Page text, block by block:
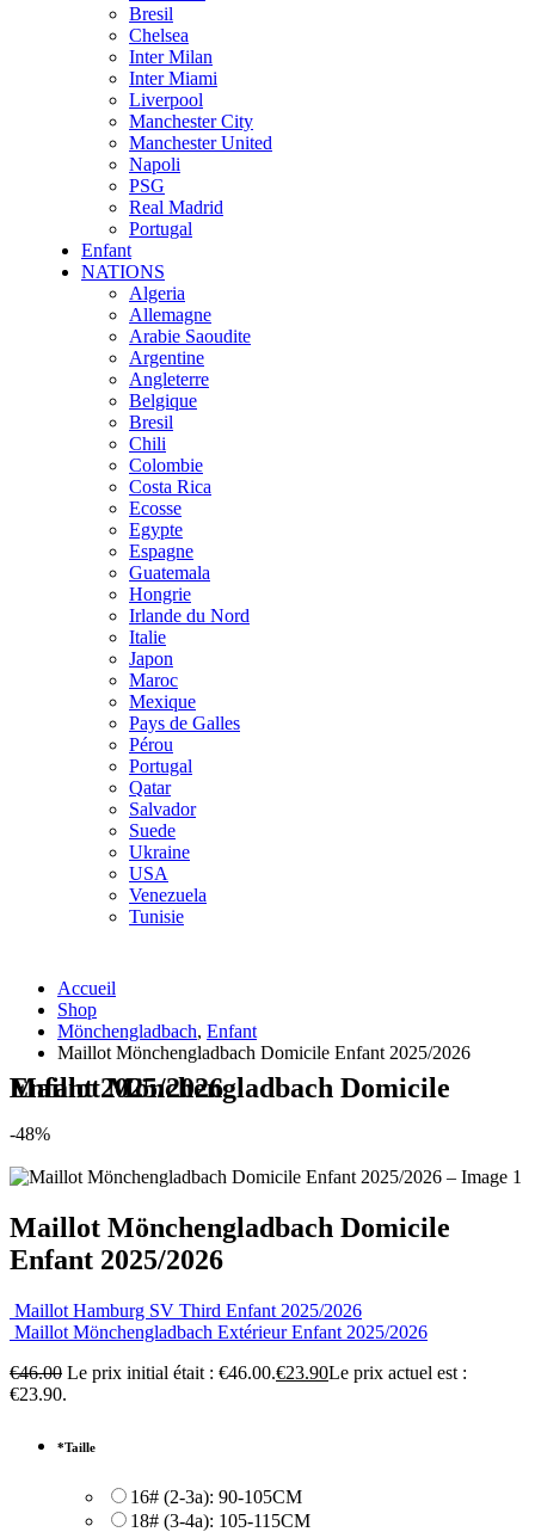
Bresil
Chelsea
Inter Milan
Inter Miami
Liverpool
Manchester City
Manchester United
Napoli
PSG
Real Madrid
Portugal
Enfant
NATIONS
Algeria
Allemagne
Arabie Saoudite
Argentine
Angleterre
Belgique
Bresil
Chili
Colombie
Costa Rica
Ecosse
Egypte
Espagne
Guatemala
Hongrie
Irlande du Nord
Italie
Japon
Maroc
Mexique
Pays de Galles
Pérou
Portugal
Qatar
Salvador
Suede
Ukraine
USA
Venezuela
Tunisie
Accueil
Shop
Mönchengladbach, Enfant
Maillot Mönchengladbach Domicile Enfant 2025/2026
Maillot Mönchengladbach Domicile Enfant 2025/2026
-48%
Maillot Mönchengladbach Domicile
Enfant 2025/2026
Maillot Hamburg SV Third Enfant 2025/2026
Maillot Mönchengladbach Extérieur Enfant 2025/2026
€46.00 Le prix initial était : €46.00.€23.90Le prix actuel est :
€23.90.
*Taille
16# (2-3a): 90-105CM
18# (3-4a): 105-115CM